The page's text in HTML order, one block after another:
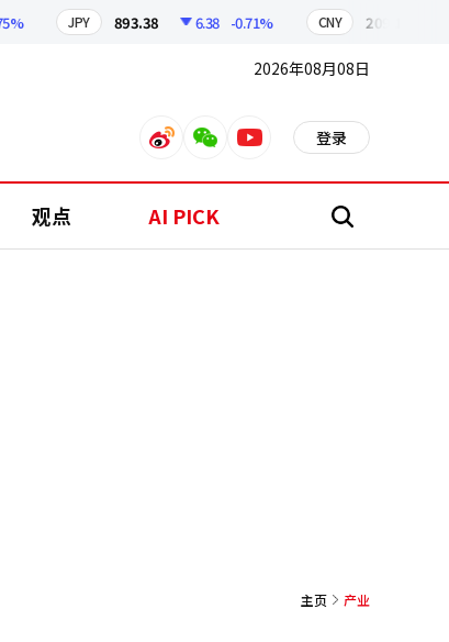
JPY 893.38 6.38 -0.71% CNY 209.17
2026年08月08日
weiboweixinyoutube 登录
观点 AI PICK 搜
主页 产业